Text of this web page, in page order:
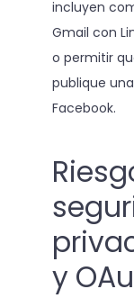
incluyen
Gmail con
o permitir
publique
Facebook.
y